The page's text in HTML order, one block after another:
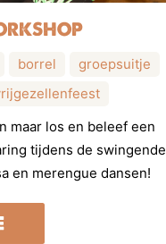
borrel
groepsuitje
maar los en beleef een
tijdens de swingende
en merengue dansen!